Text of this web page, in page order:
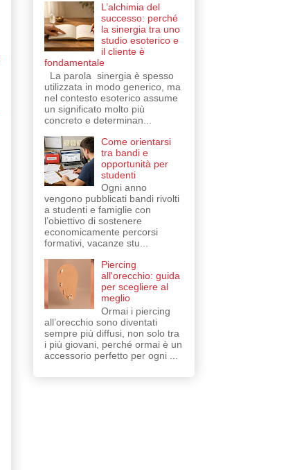
L’alchimia del
successo: perché
la sinergia tra uno
studio esoterico e
il cliente è
fondamentale
La parola sinergia è spesso
utilizzata in modo generico, ma
nel contesto esoterico assume
un significato molto più
concreto e determinan...
Come orientarsi
tra bandi e
opportunità per
studenti
Ogni anno
vengono pubblicati bandi rivolti
a studenti e famiglie con
l’obiettivo di sostenere
economicamente percorsi
formativi, vacanze stu...
Piercing
all'orecchio: guida
per scegliere al
meglio
Ormai i piercing
all’orecchio sono diventati
sempre più diffusi, non solo tra
i più giovani, perché ormai è un
accessorio perfetto per ogni ...